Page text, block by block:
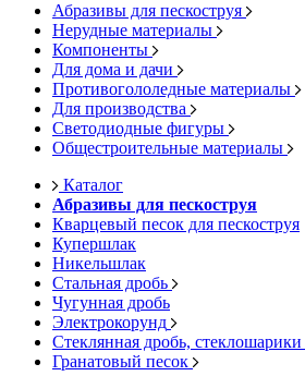
Абразивы для пескоструя
Нерудные материалы
Компоненты
Для дома и дачи
Противогололедные материалы
Для производства
Светодиодные фигуры
Общестроительные материалы
Каталог
Абразивы для пескоструя
Кварцевый песок для пескоструя
Купершлак
Никельшлак
Стальная дробь
Чугунная дробь
Электрокорунд
Стеклянная дробь, стеклошарики
Гранатовый песок